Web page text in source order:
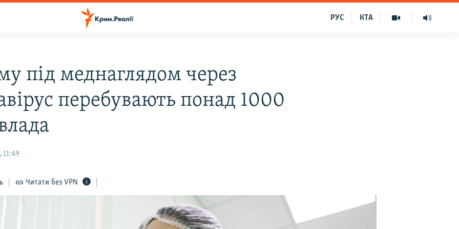
КТА
РУС
під меднаглядом через
перебувають понад 1000
11:49
Читати без VPN